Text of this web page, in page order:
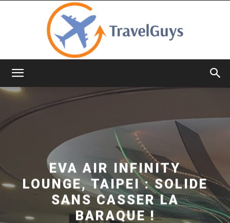
EVA AIR INFINITY
LOUNGE, TAIPEI : SOLIDE
SANS CASSER LA
BARAQUE !